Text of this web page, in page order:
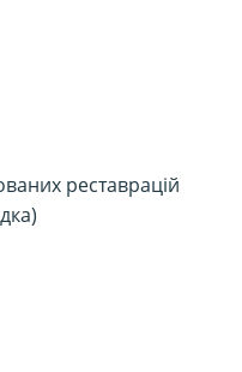
реставрацій